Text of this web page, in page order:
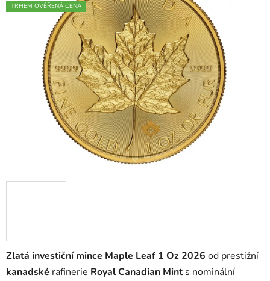
Zlatá investiční mince Maple Leaf 1 Oz 2026 od prestižní
kanadské rafinerie Royal Canadian Mints nominální
TRHEM OVĚŘENÁ CENA